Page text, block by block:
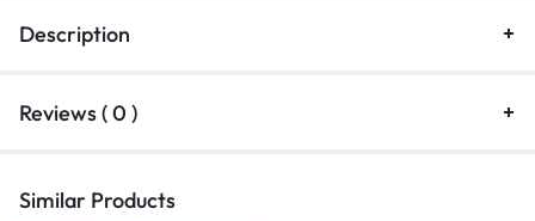
Description
Reviews ( 0 )
Similar Products